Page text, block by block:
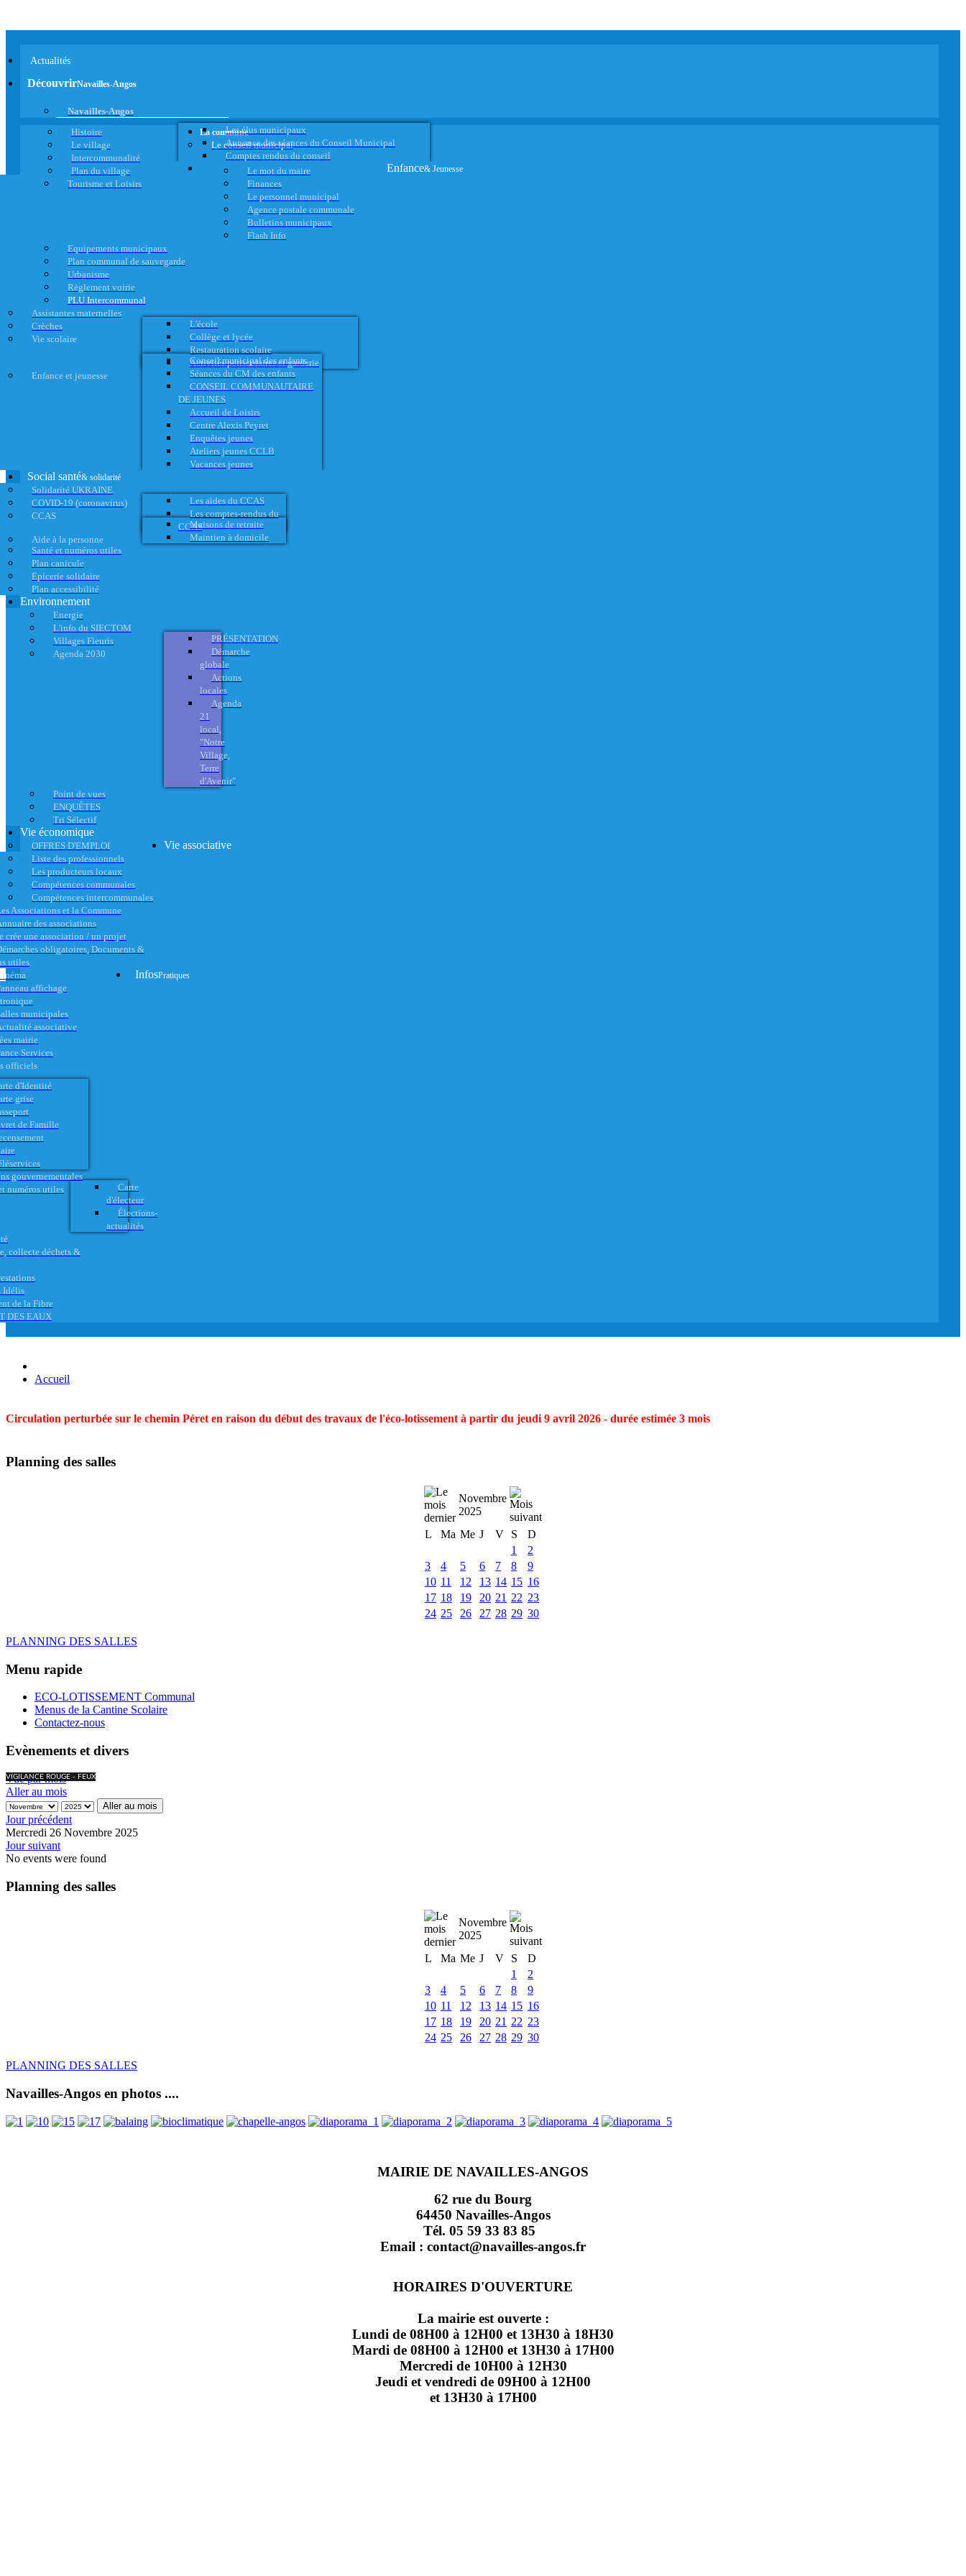
Actualités
DécouvrirNavailles-Angos
Navailles-Angos
Histoire
Le village
Intercommunalité
Plan du village
Tourisme et Loisirs
La commune
Le conseil municipal
Les élus municipaux
Annonce des séances du Conseil Municipal
Comptes rendus du conseil
Le mot du maire
Finances
Le personnel municipal
Agence postale communale
Bulletins municipaux
Flash Info
Equipements municipaux
Plan communal de sauvegarde
Urbanisme
Règlement voirie
PLU Intercommunal
Enfance& Jeunesse
Assistantes maternelles
Crèches
Vie scolaire
L'école
Collège et lycée
Restauration scolaire
Activités périscolaires et garderie
Enfance et jeunesse
Conseil municipal des enfants
Séances du CM des enfants
CONSEIL COMMUNAUTAIRE
DE JEUNES
Accueil de Loisirs
Centre Alexis Peyret
Enquêtes jeunes
Ateliers jeunes CCLB
Vacances jeunes
Social santé& solidarité
Solidarité UKRAINE
COVID-19 (coronavirus)
CCAS
Les aides du CCAS
Les comptes-rendus du
CCAS
Aide à la personne
Maisons de retraite
Maintien à domicile
Santé et numéros utiles
Plan canicule
Epicerie solidaire
Plan accessibilité
Environnement
Energie
L'info du SIECTOM
Villages Fleuris
Agenda 2030
PRÉSENTATION
Démarche
globale
Actions
locales
Agenda
21
local,
"Notre
Village,
Terre
d'Avenir"
Point de vues
ENQUÊTES
Tri Sélectif
Vie économique
OFFRES D'EMPLOI
Liste des professionnels
Les producteurs locaux
Compétences communales
Compétences intercommunales
Vie associative
Associations et la Commune
des associations
crée une association / un projet
obligatoires, Documents &
utiles
affichage
municipales
associative
InfosPratiques
mairie
Services
officiels
d'Identité
grise
de Famille
gouvernementales
numéros utiles
Carte
d'électeur
Élections-
actualités
collecte déchets &
Idélis
de la Fibre
DES EAUX
Accueil
Circulation perturbée sur le chemin Péret en raison du début des travaux de l'éco-lotissement à partir du jeudi 9 avril 2026 - durée estimée 3 mois
Planning des salles
Novembre
2025
L
Ma Me J V S
D
1
2
3
4 5 6 7 8
9
10 11 12 13 14 15 16
17 18 19 20 21 22 23
24 25 26 27 28 29 30
PLANNING DES SALLES
Menu rapide
ECO-LOTISSEMENT Communal
Menus de la Cantine Scolaire
Contactez-nous
Evènements et divers
VIGILANCE ROUGE - FEUX
Vue par mois
Aller au mois
Aller au mois
Jour précédent
Mercredi 26 Novembre 2025
Jour suivant
No events were found
Planning des salles
Novembre
2025
L
Ma Me J V S
D
1
2
3
4 5 6 7 8
9
10 11 12 13 14 15 16
17 18 19 20 21 22 23
24 25 26 27 28 29 30
PLANNING DES SALLES
Navailles-Angos en photos ....
MAIRIE DE NAVAILLES-ANGOS
62 rue du Bourg
64450 Navailles-Angos
Tél. 05 59 33 83 85
Email : contact@navailles-angos.fr
HORAIRES D'OUVERTURE
La mairie est ouverte :
Lundi de 08H00 à 12H00 et 13H30 à 18H30
Mardi de 08H00 à 12H00 et 13H30 à 17H00
Mercredi de 10H00 à 12H30
Jeudi et vendredi de 09H00 à 12H00
et 13H30 à 17H00